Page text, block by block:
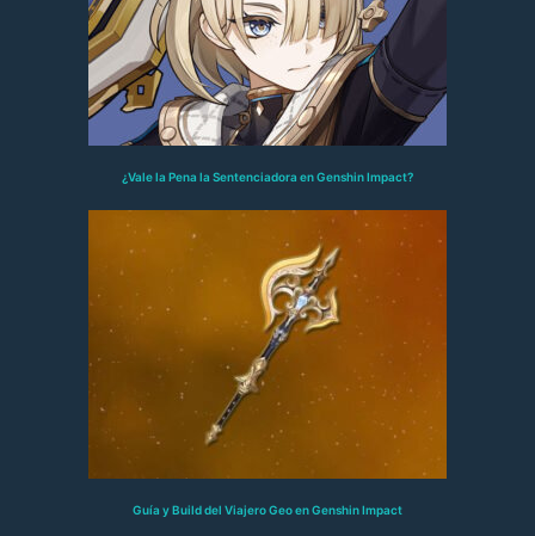
¿Vale la Pena la Sentenciadora en Genshin Impact?
Guía y Build del Viajero Geo en Genshin Impact